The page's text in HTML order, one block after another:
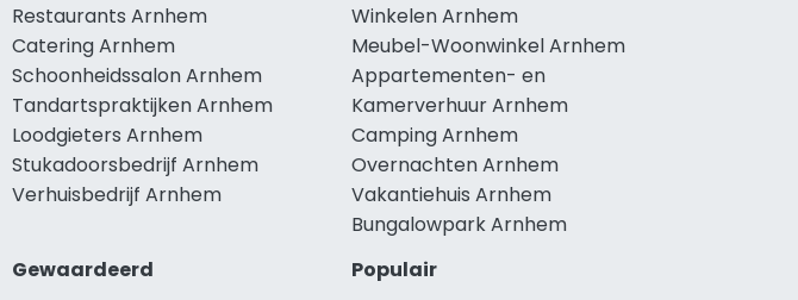
Restaurants Arnhem
Catering Arnhem
Schoonheidssalon Arnhem
Tandartspraktijken Arnhem
Loodgieters Arnhem
Stukadoorsbedrijf Arnhem
Verhuisbedrijf Arnhem
Winkelen Arnhem
Meubel-Woonwinkel Arnhem
Appartementen- en
Kamerverhuur Arnhem
Camping Arnhem
Overnachten Arnhem
Vakantiehuis Arnhem
Bungalowpark Arnhem
Gewaardeerd
Populair